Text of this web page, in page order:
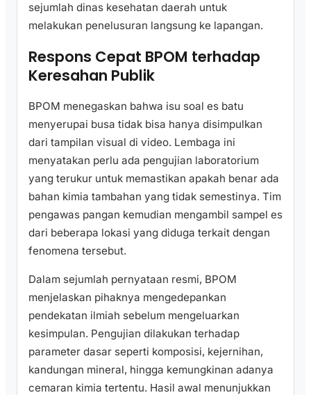
sejumlah dinas kesehatan daerah untuk
melakukan penelusuran langsung ke lapangan.
Respons Cepat BPOM terhadap
Keresahan Publik
BPOM menegaskan bahwa isu soal es batu
menyerupai busa tidak bisa hanya disimpulkan
dari tampilan visual di video. Lembaga ini
menyatakan perlu ada pengujian laboratorium
yang terukur untuk memastikan apakah benar ada
bahan kimia tambahan yang tidak semestinya. Tim
pengawas pangan kemudian mengambil sampel es
dari beberapa lokasi yang diduga terkait dengan
fenomena tersebut.
Dalam sejumlah pernyataan resmi, BPOM
menjelaskan pihaknya mengedepankan
pendekatan ilmiah sebelum mengeluarkan
kesimpulan. Pengujian dilakukan terhadap
parameter dasar seperti komposisi, kejernihan,
kandungan mineral, hingga kemungkinan adanya
cemaran kimia tertentu. Hasil awal menunjukkan